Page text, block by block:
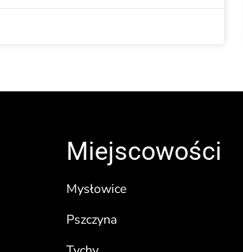
Miejscowości
Mysłowice
Pszczyna